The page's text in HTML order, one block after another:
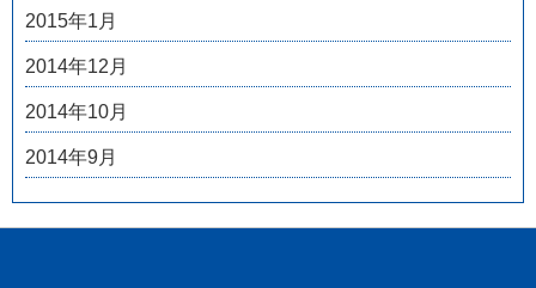
2015年1月
2014年12月
2014年10月
2014年9月